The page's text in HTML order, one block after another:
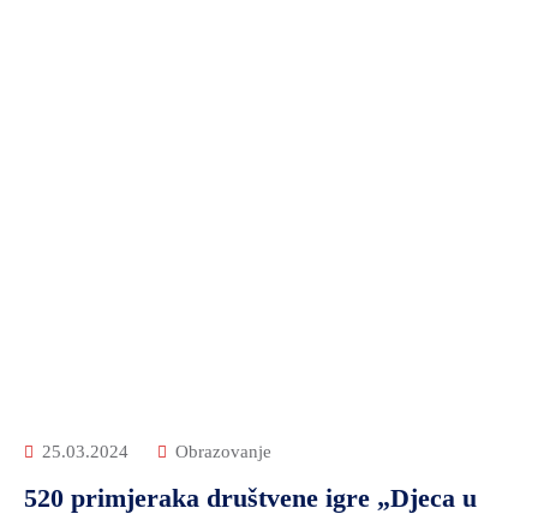
25.03.2024 Obrazovanje
520 primjeraka društvene igre „Djeca u